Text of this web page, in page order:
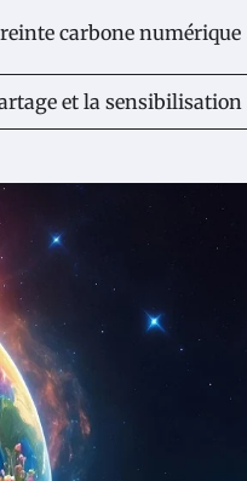
carbone numérique
et la sensibilisation